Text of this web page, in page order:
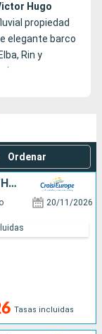
Hugo
propiedad
elegante barco
Rin y
y
Ordenar
LE RHIN EN FOLIE : UNE CROISIÈRE RYTHMÉE : LÉGENDE, SAVEURS ET BONNE HUMEUR
20/11/2026
Tasas incluidas